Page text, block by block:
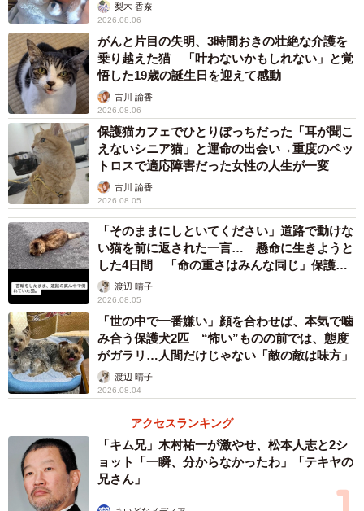
梨木 香奈
2026.08.06
がんと片目の失明、3時間おきの壮絶な介護を
乗り越えた猫 「叶わないかもしれない」と覚
悟した19歳の誕生日を迎えて感動
古川 諭香
2026.08.06
保護猫カフェでひとりぼっちだった「耳が聞こ
えないシニア猫」と運命の出会い→重度のペッ
トロスで適応障害だった女性の人生が一変
古川 諭香
2026.08.05
「そのままにしといてください」道路で動けな
い猫を前に返された一言… 懸命に生きようと
した4日間 「命の重さはみんな同じ」保護団
体代表の訴え
渡辺 晴子
2026.08.05
「世の中で一番嫌い」顔を合わせば、本気で噛
み合う保護犬2匹 “怖い”ものの前では、態度
がガラリ…人間だけじゃない「敵の敵は味方」
渡辺 晴子
2026.08.04
アクセスランキング
「キム兄」木村祐一が激やせ、松本人志と2シ
ョット「一瞬、分からなかったわ」「テキヤの
兄さん」